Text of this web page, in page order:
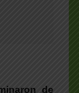
de